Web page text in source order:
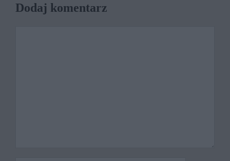
Dodaj komentarz